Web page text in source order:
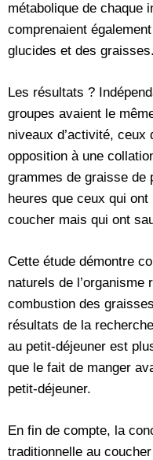
métabolique de chaque
comprenaient
glucides et des graisses.
Les résultats ?
groupes avaient le
niveaux d’activité,
opposition à une
grammes de graisse de
heures que ceux qui
coucher mais qui ont
Cette étude démontre
naturels de
combustion des
résultats de la
au petit-déjeuner est
que le fait de manger
petit-déjeuner.
En fin de compte, la
traditionnelle au coucher